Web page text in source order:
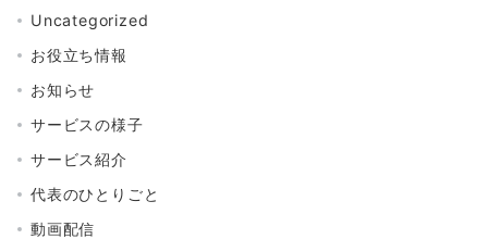
Uncategorized
お役立ち情報
お知らせ
サービスの様子
サービス紹介
代表のひとりごと
動画配信